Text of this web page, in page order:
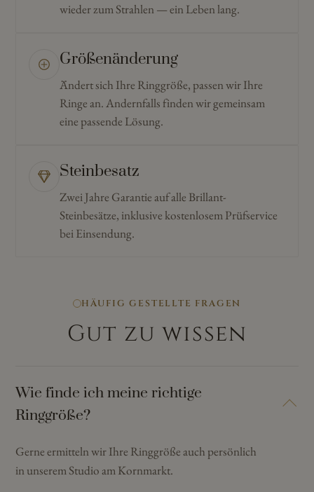
wieder zum Strahlen — ein Leben lang.
Größenänderung
Ändert sich Ihre Ringgröße, passen wir Ihre
Ringe an. Andernfalls finden wir gemeinsam
eine passende Lösung.
Steinbesatz
Zwei Jahre Garantie auf alle Brillant-
Steinbesätze, inklusive kostenlosem Prüfservice
bei Einsendung.
HÄUFIG GESTELLTE FRAGEN
Gut zu wissen
Wie finde ich meine richtige
Ringgröße?
Gerne ermitteln wir Ihre Ringgröße auch persönlich
in unserem Studio am Kornmarkt.